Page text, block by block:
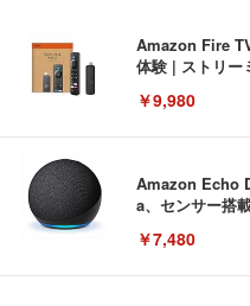
Amazon Fire
体験 | ストリー
￥9,980
Amazon Echo
a、センサー搭
￥7,480